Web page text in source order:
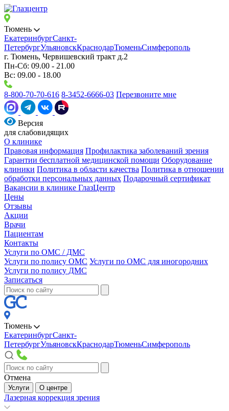
Тюмень
ЕкатеринбургСанкт-
ПетербургУльяновскКраснодарТюменьСимферополь
г. Тюмень, Червишевский тракт д.2
Пн-Сб: 09.00 - 21.00
Вс: 09.00 - 18.00
8-800-70-70-616 8-3452-6666-03 Перезвоните мне
Версия
для слабовидящих
О клинике
Правовая информация Профилактика заболеваний зрения
Гарантии бесплатной медицинской помощи Оборудование
клиники Политика в области качества Политика в отношении
обработки персональных данных Подарочный сертификат
Вакансии в клинике ГлазЦентр
Цены
Отзывы
Акции
Врачи
Пациентам
Контакты
Услуги по ОМС / ДМС
Услуги по полису ОМС Услуги по ОМС для иногородних
Услуги по полису ДМС
Записаться
Тюмень
ЕкатеринбургСанкт-
ПетербургУльяновскКраснодарТюменьСимферополь
Отмена
Услуги О центре
Лазерная коррекция зрения